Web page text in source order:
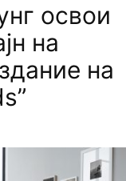
освои
на
на